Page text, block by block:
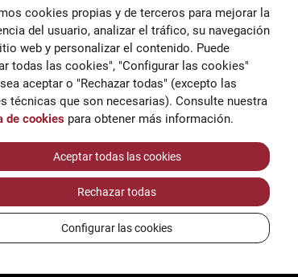
correu@escoladeltreball.org
Información
informacio@escoladeltreball.o
rg
cookies propias y de terceros para mejorar la
del usuario, analizar el tráfico, su navegación
web y personalizar el contenido. Puede
todas las cookies", "Configurar las cookies"
aceptar o "Rechazar todas" (excepto las
técnicas que son necesarias). Consulte nuestra
de cookies para obtener más información.
Aceptar todas las cookies
Rechazar todas
Configurar las cookies